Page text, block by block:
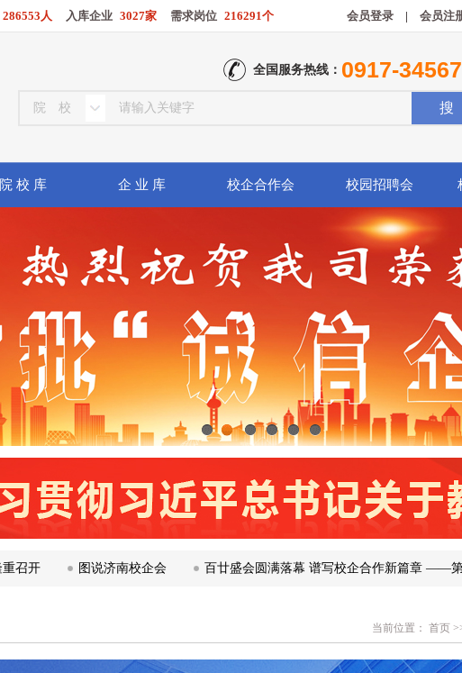
286553人 入库企业 3027家 需求岗位 216291个 会员登录 | 会员注
全国服务热线： 0917-
院 校 库 企 业 库 校企合作会 校园招聘会
1 2 3 4 5 6
图说济南校企会 百廿盛会圆满落幕 谱写校企合作新篇章 ——第120届
当前位置： 首页